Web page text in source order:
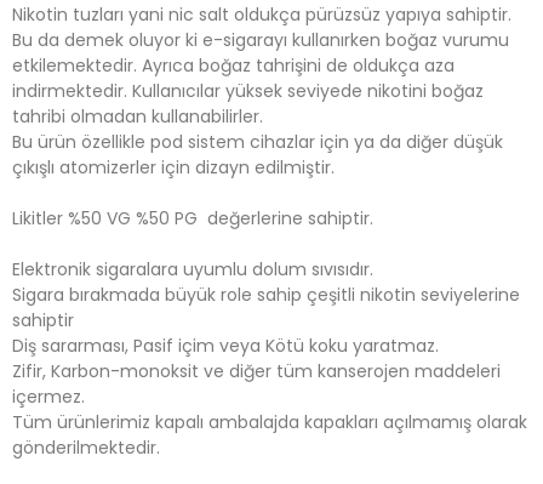
Nikotin tuzları yani nic salt oldukça pürüzsüz yapıya sahiptir.
Bu da demek oluyor ki e-sigarayı kullanırken boğaz vurumu
etkilemektedir. Ayrıca boğaz tahrişini de oldukça aza
indirmektedir. Kullanıcılar yüksek seviyede nikotini boğaz
tahribi olmadan kullanabilirler.
Bu ürün özellikle pod sistem cihazlar için ya da diğer düşük
çıkışlı atomizerler için dizayn edilmiştir.
Likitler %50 VG %50 PG ​ değerlerine sahiptir.
Elektronik sigaralara uyumlu dolum sıvısıdır.
Sigara bırakmada büyük role sahip çeşitli nikotin seviyelerine
sahiptir
Diş sararması, Pasif içim veya Kötü koku yaratmaz.
Zifir, Karbon-monoksit ve diğer tüm kanserojen maddeleri
içermez.
Tüm ürünlerimiz kapalı ambalajda kapakları açılmamış olarak
gönderilmektedir.